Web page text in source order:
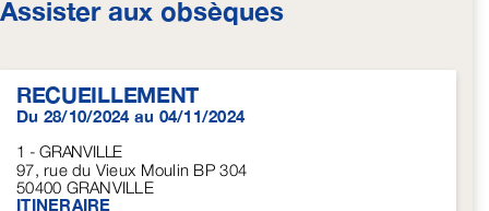
Assister aux obsèques
RECUEILLEMENT
Du 28/10/2024 au 04/11/2024
1 - GRANVILLE
97, rue du Vieux Moulin BP 304
50400 GRANVILLE
ITINERAIRE